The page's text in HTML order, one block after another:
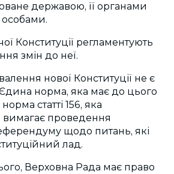
державою, її органами
Конституції регламентують
змін до неї.
нової Конституції не є
норма, яка має до цього
статті 156, яка
проведення
щодо питань, які
лад.
Верховна Рада має право